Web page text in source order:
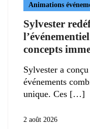
Animations
Sylvester
concepts
Sylvester a
événements
unique. Ces
2 août 2026